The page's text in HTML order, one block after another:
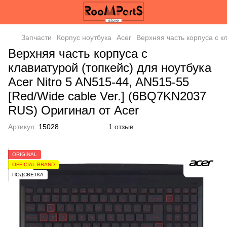
Запчасти Корпус ноутбука Acer Верхняя часть корпуса с
Верхняя часть корпуса с
клавиатурой (топкейс) для ноутбука
Acer Nitro 5 AN515-44, AN515-55
[Red/Wide cable Ver.] (6BQ7KN2037
RUS) Оригинал от Acer
Артикул: 15028 1 отзыв
ORIGINAL
OFFICIAL BRAND
ПОДСВЕТКА